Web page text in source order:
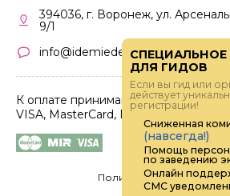
Правила участия
394036, г. Воронеж, ул.
9/1
info@idemiedem.ru
К оплате принимаются карты
VISA, MasterCard, МИР
Политика
ДЛЯ ГИДОВ
Если вы гид или
действует
регистрации!
Сниженная
(навсегда!)
Помощь
по заведению
Онлайн
СМС